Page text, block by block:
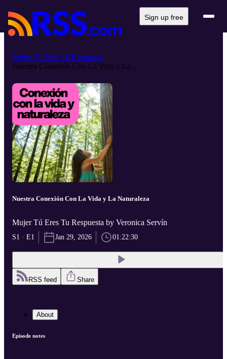
Sign up free
Mujer Tú Eres Tu Respuesta
Nuestra Conexión Con La Vida y La...
Nuestra Conexión Con La Vida y La Naturaleza
Mujer Tú Eres Tu Respuesta by Veronica Servín
S1 · E1 Jan 29, 2026 01:22:30
RSS feed Share
About
Episode notes